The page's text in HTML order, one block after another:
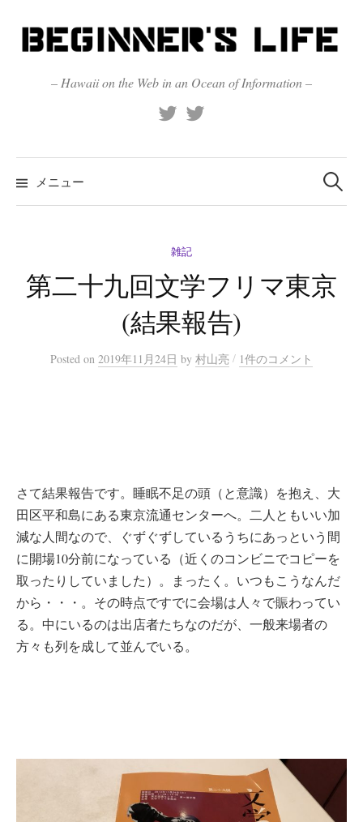
ン
テ
キ
ッ
プ
– Hawaii on the Web in an Ocean of Information –
メニュー
検
索:
雑記
第二十九回文学フリマ東京
(結果報告)
Posted on 2019年11月24日 by 村山亮 / 1件のコメント
さて結果報告です。睡眠不足の頭（と意識）を抱え、大
田区平和島にある東京流通センターへ。二人ともいい加
減な人間なので、ぐずぐずしているうちにあっという間
に開場10分前になっている（近くのコンビニでコピーを
取ったりしていました）。まったく。いつもこうなんだ
から・・・。その時点ですでに会場は人々で賑わってい
る。中にいるのは出店者たちなのだが、一般来場者の
方々も列を成して並んでいる。